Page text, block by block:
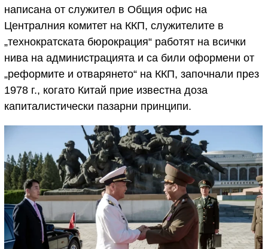
написана от служител в Общия офис на
Централния комитет на ККП, служителите в
„технократската бюрокрация“ работят на всички
нива на администрацията и са били оформени от
„реформите и отварянето“ на ККП, започнали през
1978 г., когато Китай прие известна доза
капиталистически пазарни принципи.